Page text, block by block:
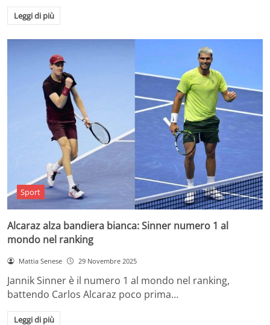
Leggi di più
Sport
Alcaraz alza bandiera bianca: Sinner numero 1 al
mondo nel ranking
Mattia Senese 29 Novembre 2025
Jannik Sinner è il numero 1 al mondo nel ranking,
battendo Carlos Alcaraz poco prima…
Leggi di più